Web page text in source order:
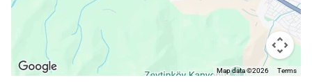
Map data ©2026 Terms